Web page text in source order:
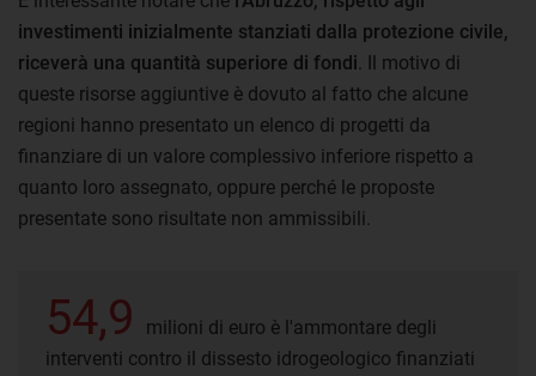
investimenti inizialmente stanziati dalla protezione civile,
riceverà una quantità superiore di fondi. Il motivo di
queste risorse aggiuntive è dovuto al fatto che alcune
regioni hanno presentato un elenco di progetti da
finanziare di un valore complessivo inferiore rispetto a
quanto loro assegnato, oppure perché le proposte
presentate sono risultate non ammissibili.
54,9
milioni di euro è l'ammontare degli
interventi contro il dissesto idrogeologico finanziati